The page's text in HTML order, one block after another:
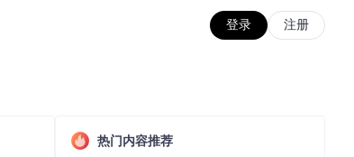
登录 注册
热门内容推荐